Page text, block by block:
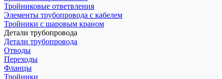
Тройниковые ответвления
Элементы трубопровода с кабелем
Тройники с шаровым краном
Детали трубопровода
Детали трубопровода
Отводы
Переходы
Фланцы
Тройники